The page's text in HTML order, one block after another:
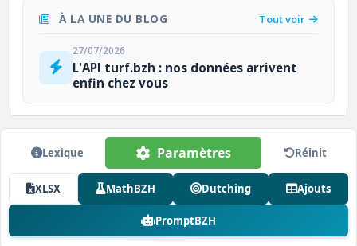
À LA UNE DU BLOG Tout voir
27/07/2026
L'API turf.bzh : nos données arrivent
enfin chez vous
Lexique Paramètres Réinit
XLSX MathBZH Dutching Ajouts
PromptBZH